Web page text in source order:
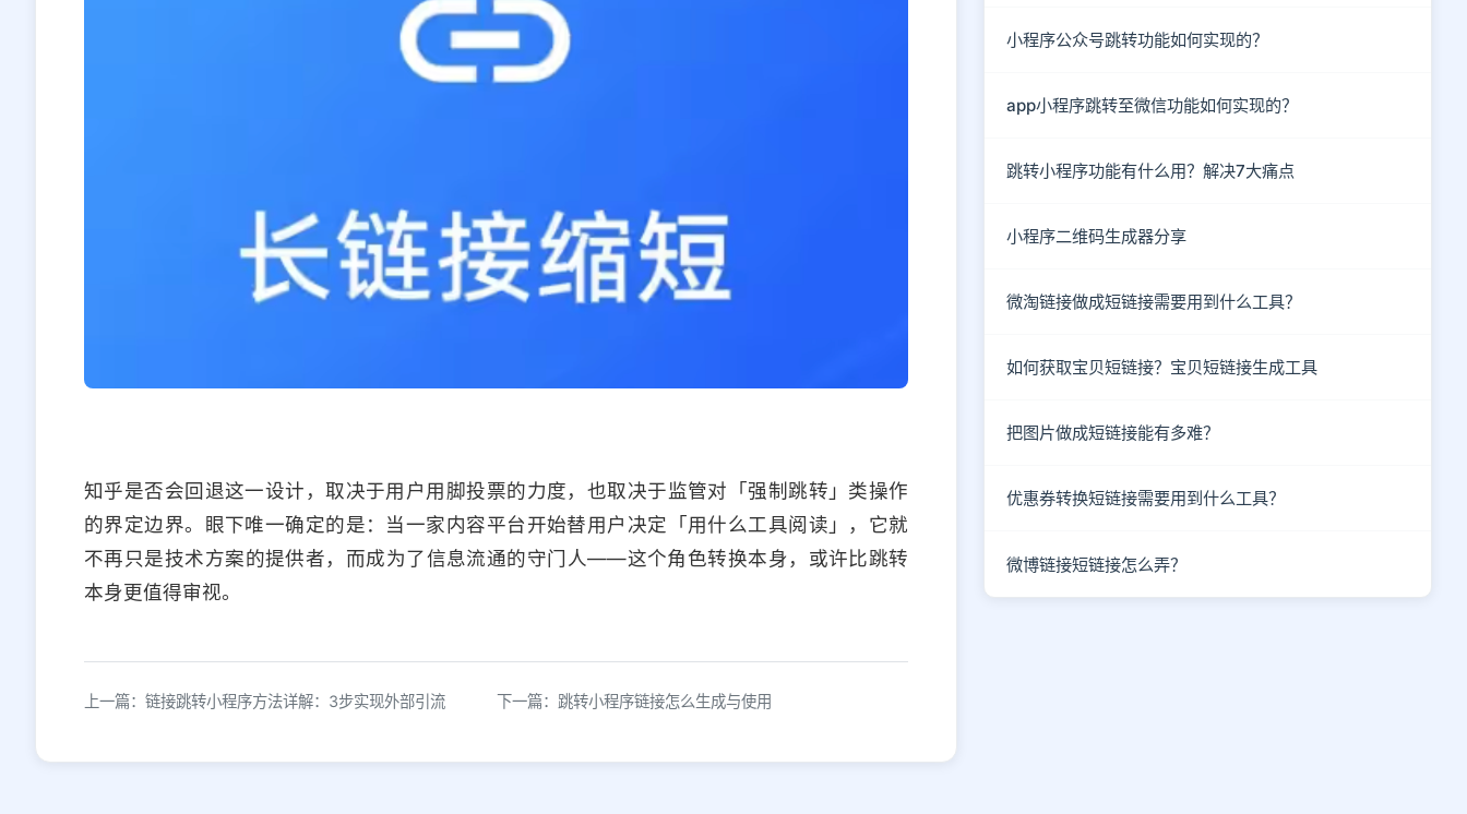
知乎是否会回退这一设计，取决于用户用脚投票的力度，也取决于监管对「强制跳转」类操作
的界定边界。眼下唯一确定的是：当一家内容平台开始替用户决定「用什么工具阅读」，它就
不再只是技术方案的提供者，而成为了信息流通的守门人——这个角色转换本身，或许比跳转
本身更值得审视。
上一篇：链接跳转小程序方法详解：3步实现外部引流 下一篇：跳转小程序链接怎么生成与使用
小程序公众号跳转功能如何实现的？
app小程序跳转至微信功能如何实现的？
跳转小程序功能有什么用？解决7大痛点
小程序二维码生成器分享
微淘链接做成短链接需要用到什么工具？
如何获取宝贝短链接？宝贝短链接生成工具
把图片做成短链接能有多难？
优惠券转换短链接需要用到什么工具？
微博链接短链接怎么弄？